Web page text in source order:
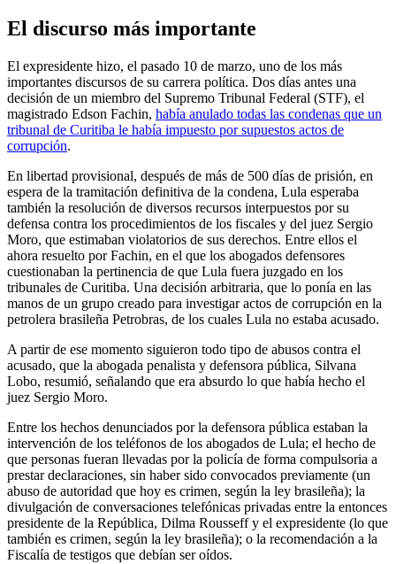
El discurso más importante
El expresidente hizo, el pasado 10 de marzo, uno de los más
importantes discursos de su carrera política. Dos días antes una
decisión de un miembro del Supremo Tribunal Federal (STF), el
magistrado Edson Fachin, había anulado todas las condenas que un
tribunal de Curitiba le había impuesto por supuestos actos de
corrupción.
En libertad provisional, después de más de 500 días de prisión, en
espera de la tramitación definitiva de la condena, Lula esperaba
también la resolución de diversos recursos interpuestos por su
defensa contra los procedimientos de los fiscales y del juez Sergio
Moro, que estimaban violatorios de sus derechos. Entre ellos el
ahora resuelto por Fachin, en el que los abogados defensores
cuestionaban la pertinencia de que Lula fuera juzgado en los
tribunales de Curitiba. Una decisión arbitraria, que lo ponía en las
manos de un grupo creado para investigar actos de corrupción en la
petrolera brasileña Petrobras, de los cuales Lula no estaba acusado.
A partir de ese momento siguieron todo tipo de abusos contra el
acusado, que la abogada penalista y defensora pública, Silvana
Lobo, resumió, señalando que era absurdo lo que había hecho el
juez Sergio Moro.
Entre los hechos denunciados por la defensora pública estaban la
intervención de los teléfonos de los abogados de Lula; el hecho de
que personas fueran llevadas por la policía de forma compulsoria a
prestar declaraciones, sin haber sido convocados previamente (un
abuso de autoridad que hoy es crimen, según la ley brasileña); la
divulgación de conversaciones telefónicas privadas entre la entonces
presidente de la República, Dilma Rousseff y el expresidente (lo que
también es crimen, según la ley brasileña); o la recomendación a la
Fiscalía de testigos que debían ser oídos.